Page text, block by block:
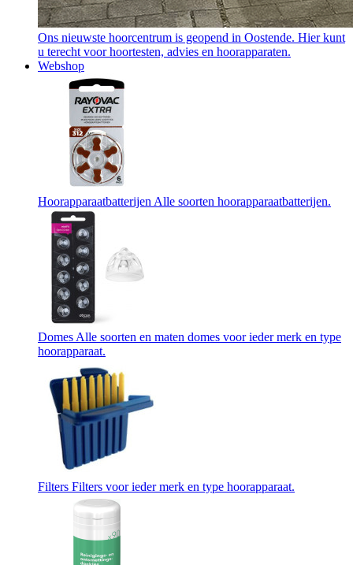
Ons nieuwste hoorcentrum is geopend in Oostende. Hier kunt
u terecht voor hoortesten, advies en hoorapparaten.
Webshop
Hoorapparaatbatterijen Alle soorten hoorapparaatbatterijen.
Domes Alle soorten en maten domes voor ieder merk en type
hoorapparaat.
Filters Filters voor ieder merk en type hoorapparaat.